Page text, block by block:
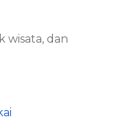
wisata, dan